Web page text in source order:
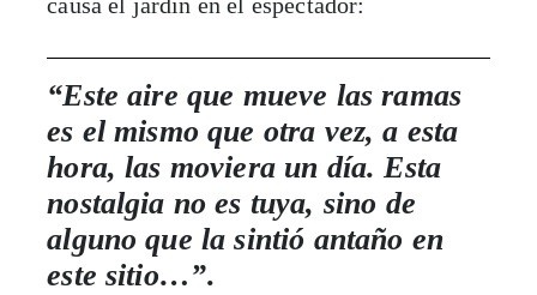
“Este aire que mueve las ramas
es el mismo que otra vez, a esta
hora, las moviera un día. Esta
nostalgia no es tuya, sino de
alguno que la sintió antaño en
este sitio…”.